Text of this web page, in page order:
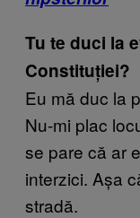
Tu te duci la
Constituţiei?
Eu mă duc la
Nu-mi plac
se pare că ar
interzici. Aşa
stradă.